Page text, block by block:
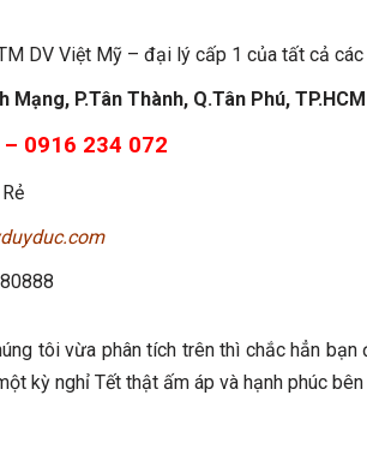
DV Việt Mỹ – đại lý cấp 1 của tất cả các
Mạng, P.Tân Thành, Q.Tân Phú, TP.HCM
0916 234 072
tôi vừa phân tích trên thì chắc hẳn
kỳ nghỉ Tết thật ấm áp và hạnh phúc